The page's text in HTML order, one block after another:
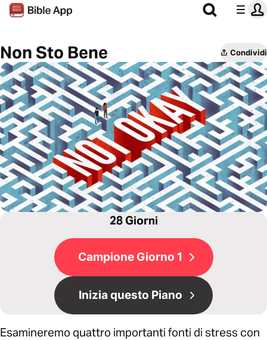
Non Sto Bene Condividi
28 Giorni
Campione Giorno 1
Inizia questo Piano
Esamineremo quattro importanti fonti di stress con